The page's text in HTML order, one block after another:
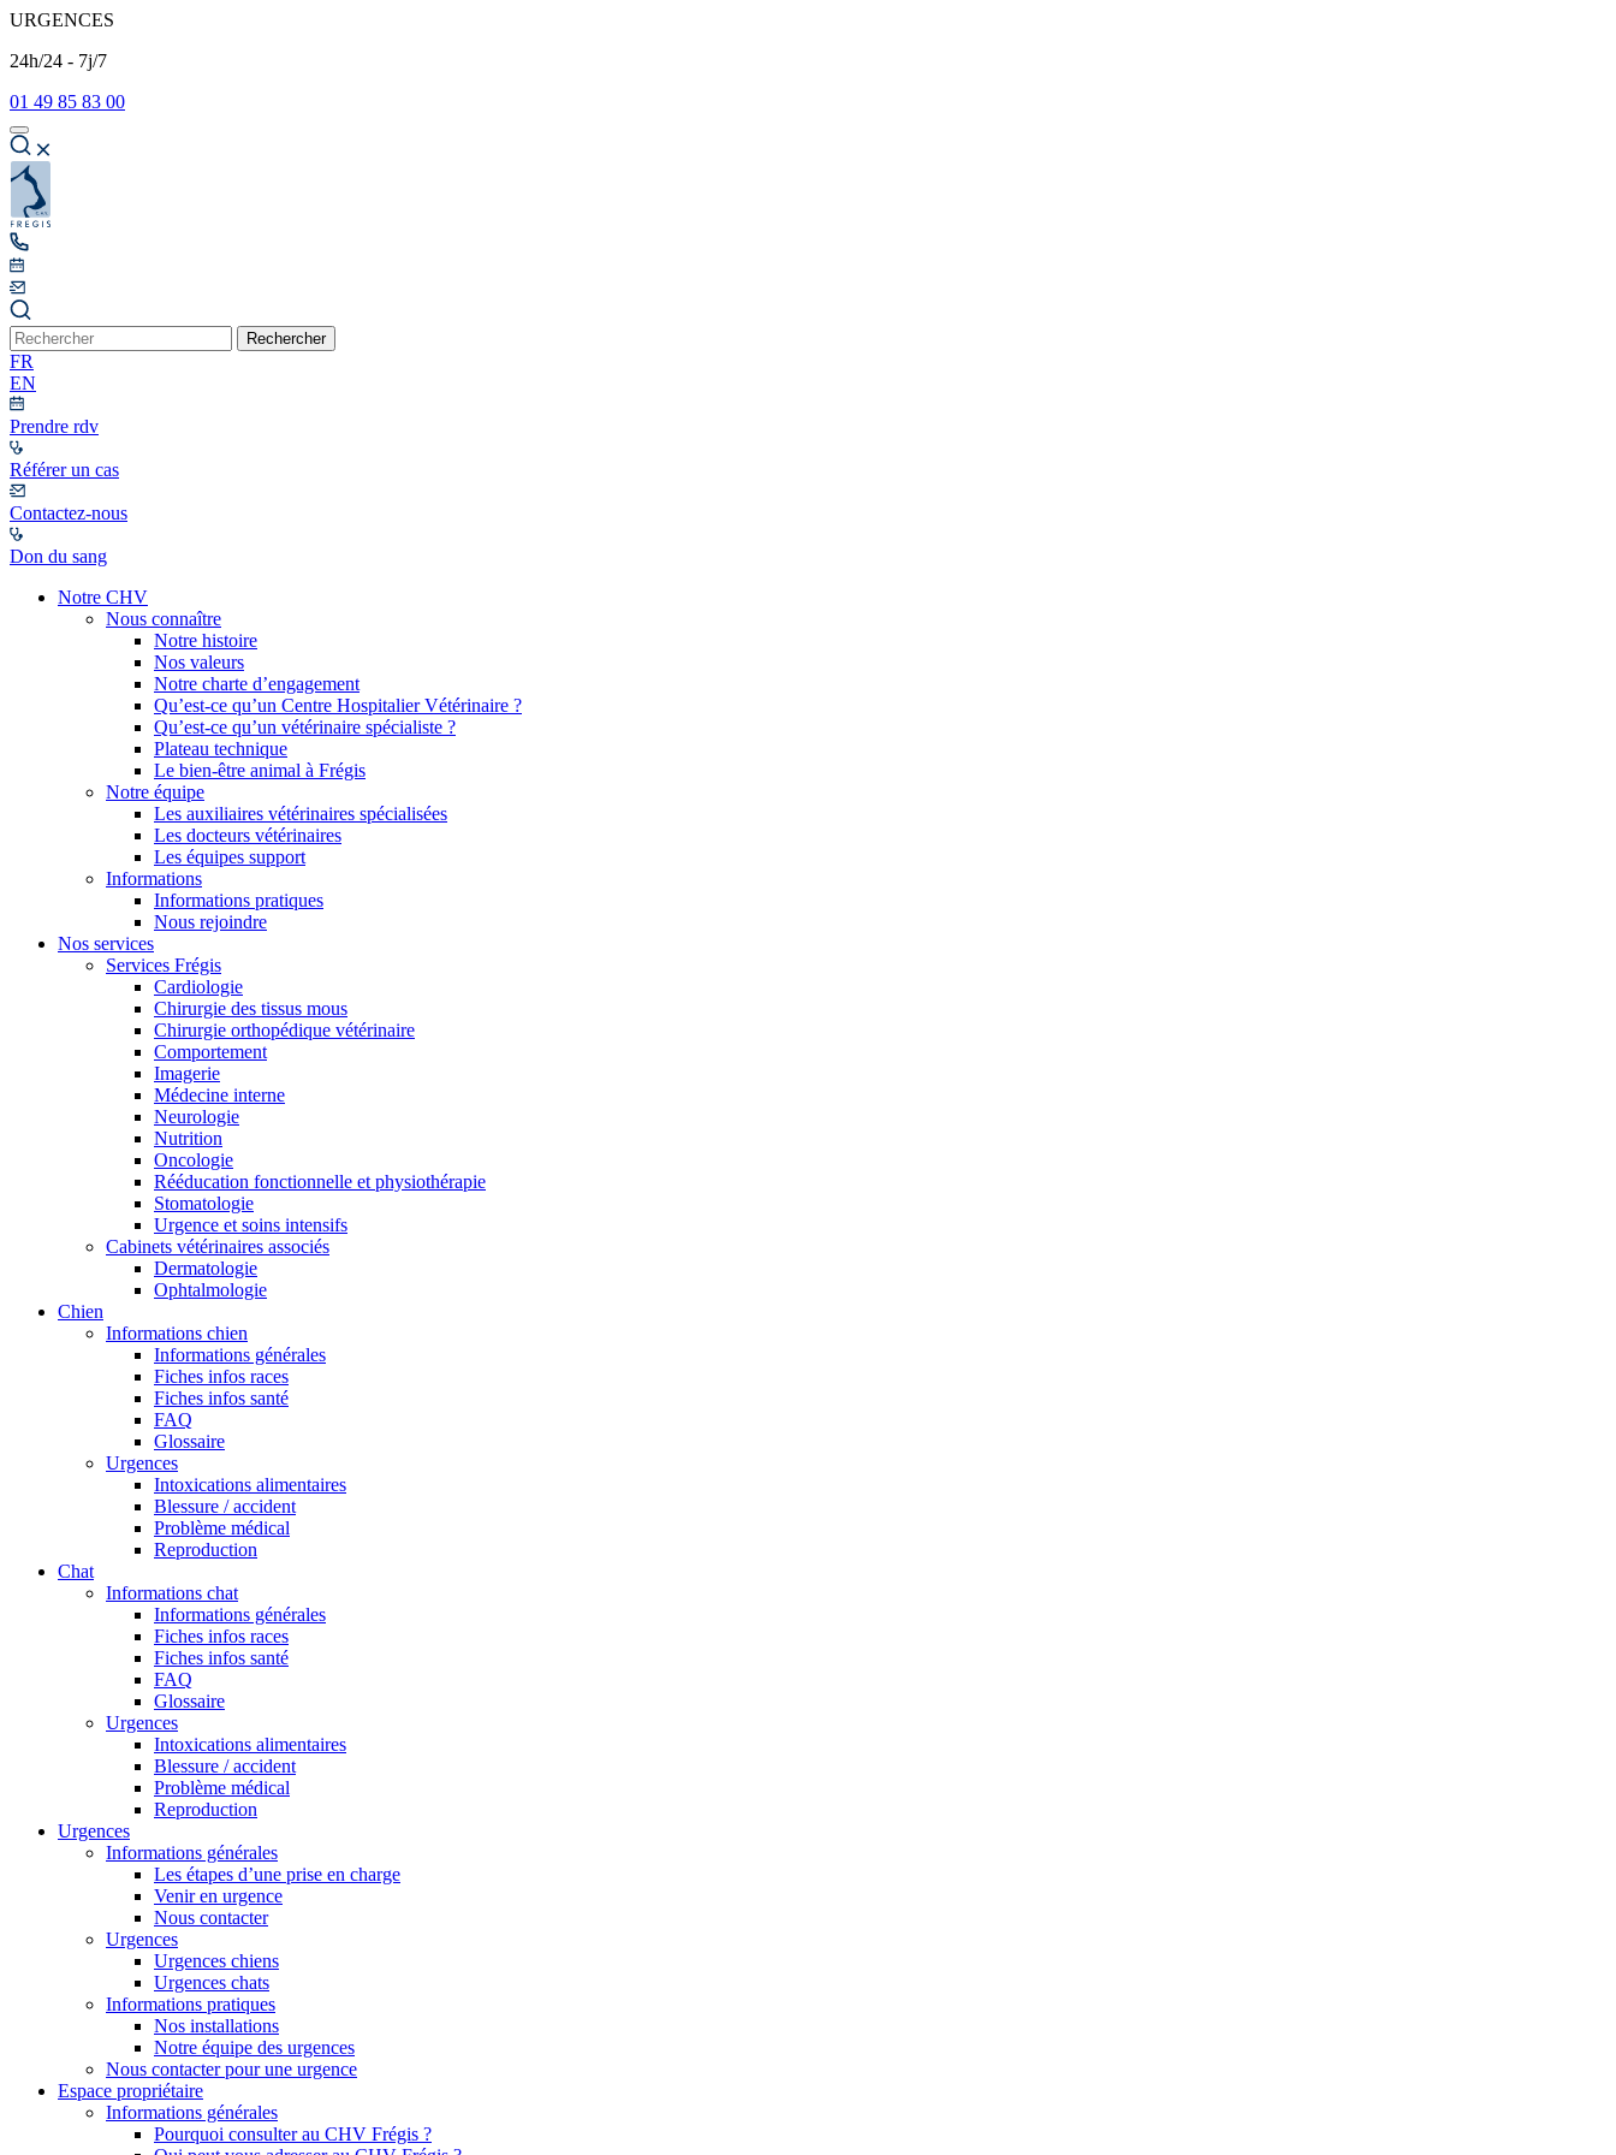
URGENCES
24h/24 - 7j/7
01 49 85 83 00
Rechercher
FR
EN
Prendre rdv
Référer un cas
Contactez-nous
Don du sang
Notre CHV
Nous connaître
Notre histoire
Nos valeurs
Notre charte d’engagement
Qu’est-ce qu’un Centre Hospitalier Vétérinaire ?
Qu’est-ce qu’un vétérinaire spécialiste ?
Plateau technique
Le bien-être animal à Frégis
Notre équipe
Les auxiliaires vétérinaires spécialisées
Les docteurs vétérinaires
Les équipes support
Informations
Informations pratiques
Nous rejoindre
Nos services
Services Frégis
Cardiologie
Chirurgie des tissus mous
Chirurgie orthopédique vétérinaire
Comportement
Imagerie
Médecine interne
Neurologie
Nutrition
Oncologie
Rééducation fonctionnelle et physiothérapie
Stomatologie
Urgence et soins intensifs
Cabinets vétérinaires associés
Dermatologie
Ophtalmologie
Chien
Informations chien
Informations générales
Fiches infos races
Fiches infos santé
FAQ
Glossaire
Urgences
Intoxications alimentaires
Blessure / accident
Problème médical
Reproduction
Chat
Informations chat
Informations générales
Fiches infos races
Fiches infos santé
FAQ
Glossaire
Urgences
Intoxications alimentaires
Blessure / accident
Problème médical
Reproduction
Urgences
Informations générales
Les étapes d’une prise en charge
Venir en urgence
Nous contacter
Urgences
Urgences chiens
Urgences chats
Informations pratiques
Nos installations
Notre équipe des urgences
Nous contacter pour une urgence
Espace propriétaire
Informations générales
Pourquoi consulter au CHV Frégis ?